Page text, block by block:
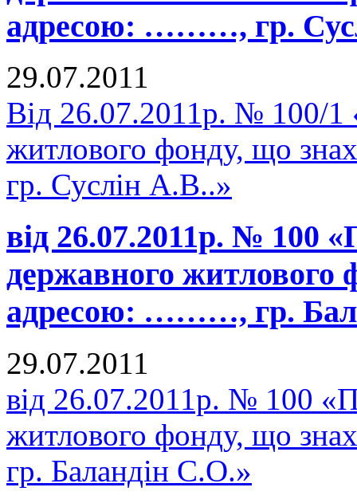
адресою: ………, гр.
29.07.2011
Від 26.07.2011р. № 100/1
житлового фонду, що
гр. Суслін А.В..»
від 26.07.2011р. № 100
державного житлового
адресою: ………, гр.
29.07.2011
від 26.07.2011р. № 100
житлового фонду, що
гр. Баландін С.О.»